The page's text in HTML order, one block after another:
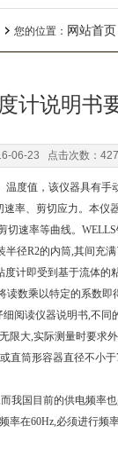
您的位置： 网站首页
计说明书
06-23 点击次数：
温度值，该仪器具有
率、剪切应力。本仪
速率等曲线。
径R2的内筒,其间充
计即受到基于流体
数乘以特定的系数即
读仪器说明书,不同
限大,实际测量时要求
直筒形容器直径不小
国目前的供电频率也
在60Hz,必须进行频